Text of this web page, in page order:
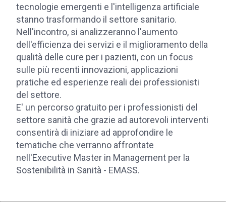
tecnologie emergenti e l'intelligenza artificiale
stanno trasformando il settore sanitario.
Nell'incontro, si analizzeranno l'aumento
dell'efficienza dei servizi e il miglioramento della
qualità delle cure per i pazienti, con un focus
sulle più recenti innovazioni, applicazioni
pratiche ed esperienze reali dei professionisti
del settore.
E' un percorso gratuito per i professionisti del
settore sanità che grazie ad autorevoli interventi
consentirà di iniziare ad approfondire le
tematiche che verranno affrontate
nell'Executive Master in Management per la
Sostenibilità in Sanità - EMASS.